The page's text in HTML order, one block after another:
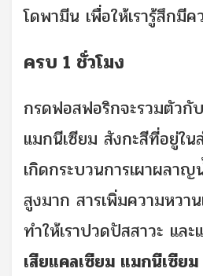
โดพามีน เพื่อให้เรารู้สึกมีค
ครบ 1 ชั่วโมง
กรดฟอสฟอริกจะรวมตัวกั
แมกนีเซียม สังกะสีที่อยู่ใน
เกิดกระบวนการเผาผลา
สูงมาก สารเพิ่มความหวา
ทำให้เราปวดปัสสาวะ และ
เสียแคลเซียม แมกนีเซีย